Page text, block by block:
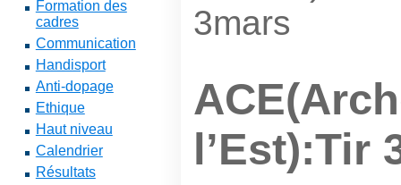
Formation des
cadres
Communication
Handisport
Anti-dopage
Ethique
Haut niveau
Calendrier
Résultats
3mars
l’Est):Tir